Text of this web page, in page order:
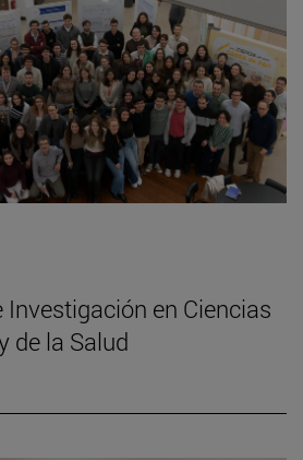
Investigación en Ciencias
de la Salud